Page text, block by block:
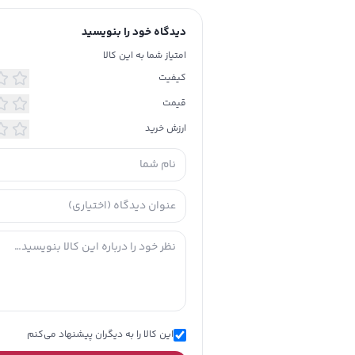
تولید شده در
تاریخ انقضا خیر
آستر چرم
توضیحات تکمیلی
دیدگاه خود را بنویسید
امتیاز شما به این کالا
کیفیت
قیمت
ارزش خرید
این کالا را به دیگران پیشنهاد می‌کنم